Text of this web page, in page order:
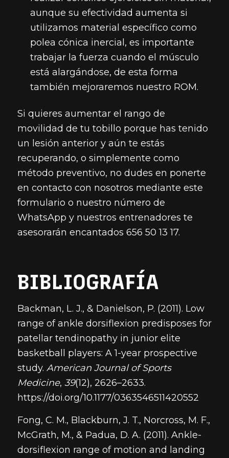
aunque su efectividad aumenta si
utilizamos material específico como
polea cónica inercial, es importante
trabajar la fuerza cuando el músculo
está alargándose, de esta forma
también mejoraremos nuestro ROM.
Si quieres aumentar el rango de
movilidad de tu tobillo porque has tenido
un lesión anterior y aún te estás
recuperando, o simplemente como
método preventivo, no dudes en ponerte
en contacto con nosotros mediante este
formulario o nuestro número de
WhatsApp y nuestros entrenadores te
asesorarán encantados 656 50 13 17.
BIBLIOGRAFÍA
Backman, L. J., & Danielson, P. (2011). Low
range of ankle dorsiflexion predisposes for
patellar tendinopathy in junior elite
basketball players: A 1-year prospective
study. American Journal of Sports
Medicine, 39(12), 2626–2633.
https://doi.org/10.1177/0363546511420552
Fong, C. M., Blackburn, J. T., Norcross, M. F.,
McGrath, M., & Padua, D. A. (2011). Ankle-
dorsiflexion range of motion and landing